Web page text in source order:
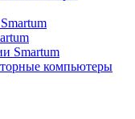
Smartum
компьютеры